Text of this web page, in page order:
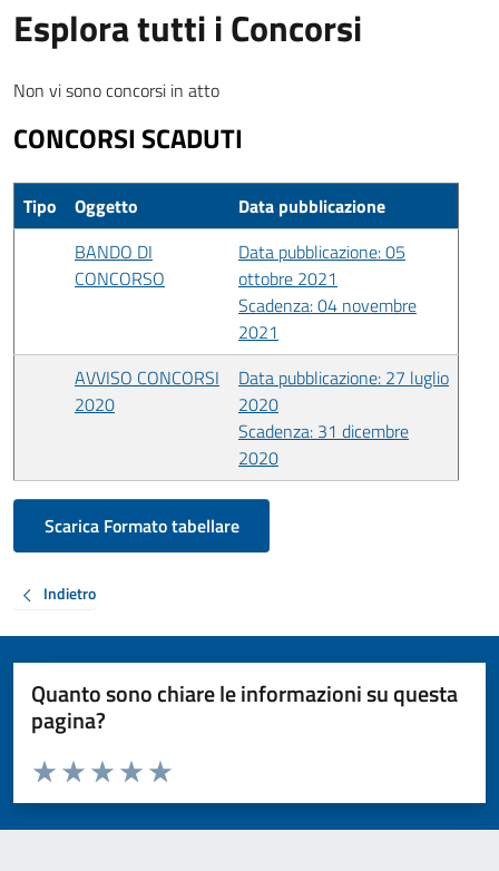
Esplora tutti i Concorsi
Non vi sono concorsi in atto
CONCORSI SCADUTI
Tipo Oggetto
Data pubblicazione
BANDO DI
CONCORSO
Data pubblicazione: 05
ottobre 2021
Scadenza: 04 novembre
2021
AVVISO CONCORSI
2020
Data pubblicazione: 27 luglio
2020
Scadenza: 31 dicembre
2020
Scarica Formato tabellare
Indietro
Quanto sono chiare le informazioni su questa
pagina?
Valuta da 1 a 5 stelle la pagina
Valuta 5 stelle su 5
Valuta 4 stelle su 5
Valuta 3 stelle su 5
Valuta 2 stelle su 5
Valuta 1 stelle su 5